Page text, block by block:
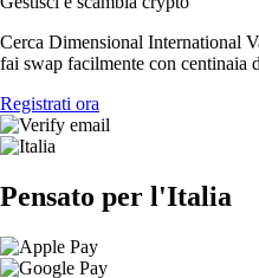
Cerca Dimensional International
fai swap facilmente con centinaia
Registrati ora
Pensato per l'Italia